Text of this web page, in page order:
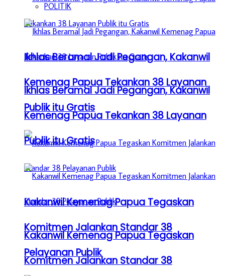
Ikhlas Beramal Jadi Pegangan, Kakanwil
Kemenag Papua Tekankan 38 Layanan
Publik itu Gratis
Kakanwil Kemenag Papua Tegaskan
Komitmen Jalankan Standar 38
Pelayanan Publik
POLITIK
Ikhlas Beramal Jadi Pegangan, Kakanwil
Kemenag Papua Tekankan 38 Layanan
Publik itu Gratis
Kakanwil Kemenag Papua Tegaskan
Komitmen Jalankan Standar 38